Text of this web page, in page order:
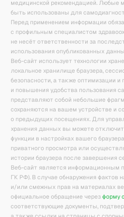
медицинской рекомендацией. Любые
быть использованы для
Перед применением информации
с профильным специалистом
не несёт ответственности за
использования опубликованных
Веб-сайт использует технологии
локальное хранилище браузера,
безопасности, а также оптимизации и
и повышения удобства пользования
представляют собой небольшие
сохраняются на вашем устройстве и
о предыдущих посещениях. Для
хранения данных вы можете
функции в настройках вашего
приватного просмотра или
истории браузера после завершения
Веб-сайт является информационным
ГК РФ). В случае обнаружения фактов
и/или смежных прав на материалах
официальное обращение через форму
соответствующие документы,